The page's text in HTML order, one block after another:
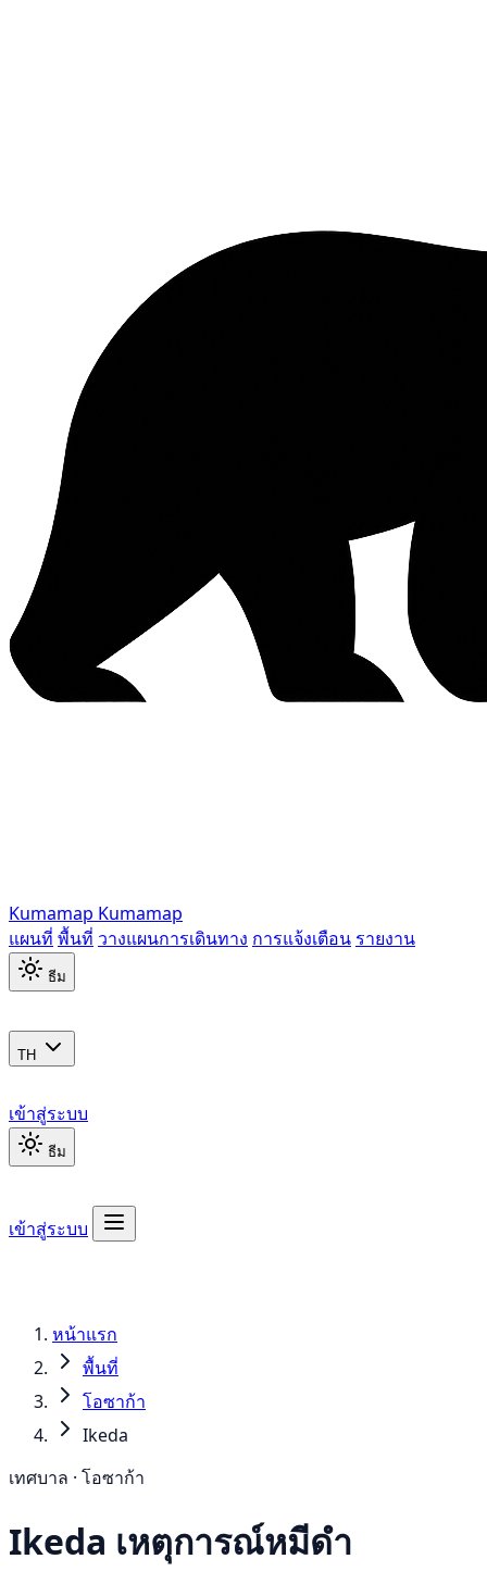
Kumamap Kumamap
แผนที่ พื้นที่ วางแผนการเดินทาง การแจ้งเตือน รายงาน
ธีม
TH
เข้าสู่ระบบ
ธีม
เข้าสู่ระบบ
หน้าแรก
พื้นที่
โอซาก้า
Ikeda
เทศบาล · โอซาก้า
Ikeda เหตุการณ์หมีดำ